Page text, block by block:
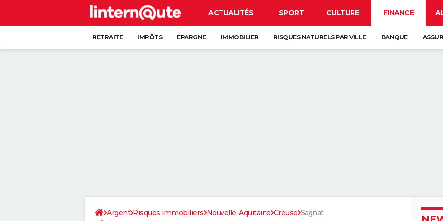
ACTUALITÉS SPORT CULTURE FINANCE
RETRAITE IMPÔTS EPARGNE IMMOBILIER RISQUES NATURELS PAR VILLE BANQUE
Argent Risques immobiliers Nouvelle-Aquitaine Creuse Sagnat